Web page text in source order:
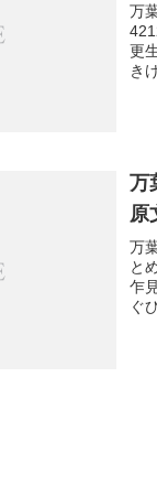
万
更
き
万
原
万
と
乍
ぐ